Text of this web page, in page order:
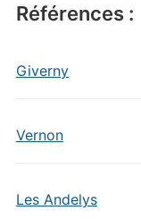
Références :
Giverny
Vernon
Les Andelys